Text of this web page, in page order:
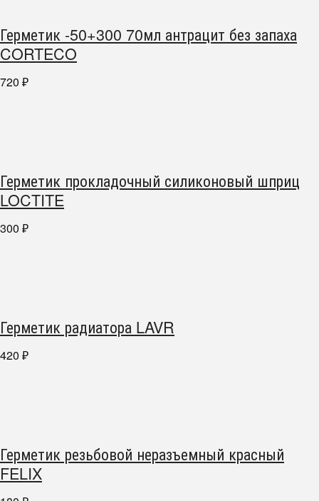
Герметик -50+300 70мл антрацит без запаха
CORTECO
720 ₽
Герметик прокладочный силиконовый шприц
LOCTITE
300 ₽
Герметик радиатора LAVR
420 ₽
Герметик резьбовой неразъемный красный
FELIX